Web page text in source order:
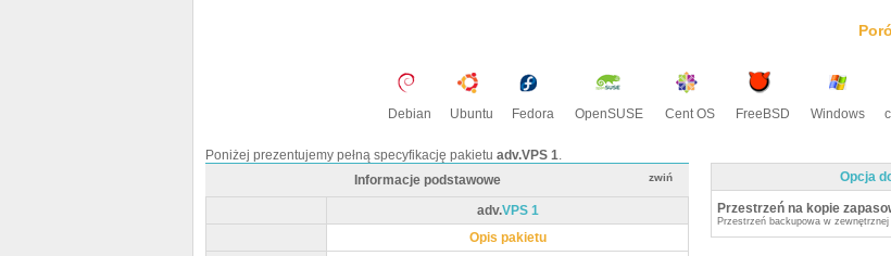
Debian Ubuntu Fedora OpenSUSE Cent OS FreeBSD Windows
Poniżej prezentujemy pełną specyfikację pakietu adv.VPS 1.
Informacje podstawowe
zwiń
adv.VPS 1
Opis pakietu
Opcja
Przestrzeń na kopie
Przestrzeń backupowa w